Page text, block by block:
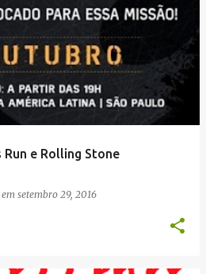
e Rolling Stone
em setembro 29, 2016